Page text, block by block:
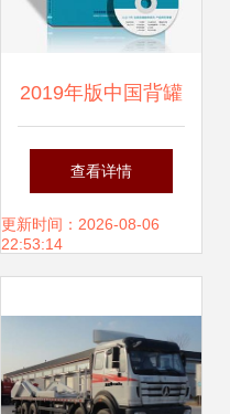
2019年版中国背罐
车项目可行性研究
报告
查看详情
更新时间：2026-08-06
22:53:14